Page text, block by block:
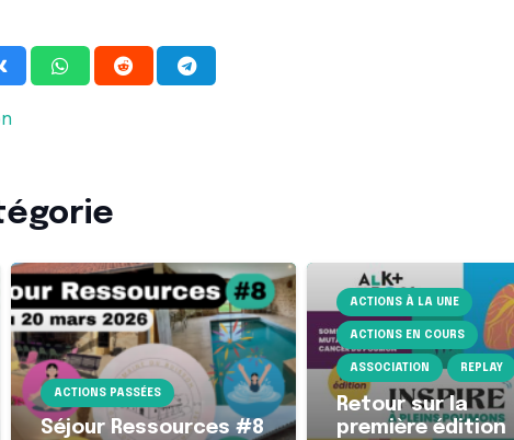
ACTIONS PASSÉES
Séjour Ressources #8
ACTIONS À LA UNE
ACTIONS EN COURS
ASSOCIATION REPLAY
Retour sur la
première édition